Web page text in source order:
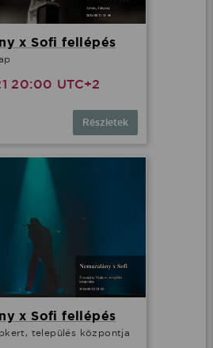
x Sofi fellépés
20:00 UTC+2
Részletek
x Sofi fellépés
település központja